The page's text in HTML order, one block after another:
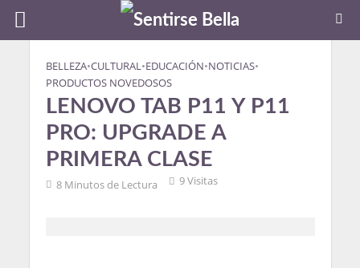
BELLEZA•CULTURAL•EDUCACIÓN•NOTICIAS•
PRODUCTOS NOVEDOSOS
LENOVO TAB P11 Y P11
PRO: UPGRADE A
PRIMERA CLASE
8 Minutos de Lectura 9 Visitas